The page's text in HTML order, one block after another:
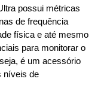
possui métricas
de frequência
física e até mesmo
para monitorar o
é um acessório
níveis de